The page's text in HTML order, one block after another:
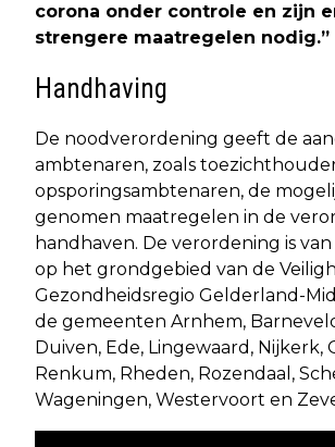
corona onder controle en zijn
strengere maatregelen nodig.”
Handhaving
De noodverordening geeft de
ambtenaren, zoals
opsporingsambtenaren, de
genomen maatregelen in de
handhaven. De verordening is
op het grondgebied van de
Gezondheidsregio Gelderland-
de gemeenten Arnhem,
Duiven, Ede, Lingewaard, Nijkerk,
Renkum, Rheden, Rozendaal,
Wageningen, Westervoort en